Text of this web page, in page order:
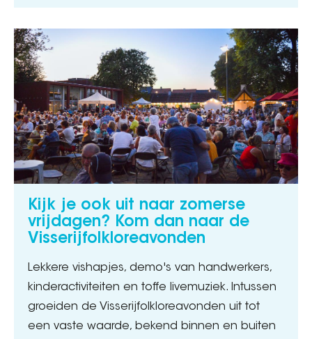
Kijk je ook uit naar zomerse
vrijdagen? Kom dan naar de
Visserijfolkloreavonden
Lekkere vishapjes, demo's van handwerkers,
kinderactiviteiten en toffe livemuziek. Intussen
groeiden de Visserijfolkloreavonden uit tot
een vaste waarde, bekend binnen en buiten